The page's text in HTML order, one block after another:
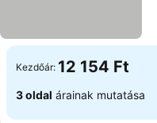
Kezdőár: 12 154 Ft
3 oldal árainak mutatása